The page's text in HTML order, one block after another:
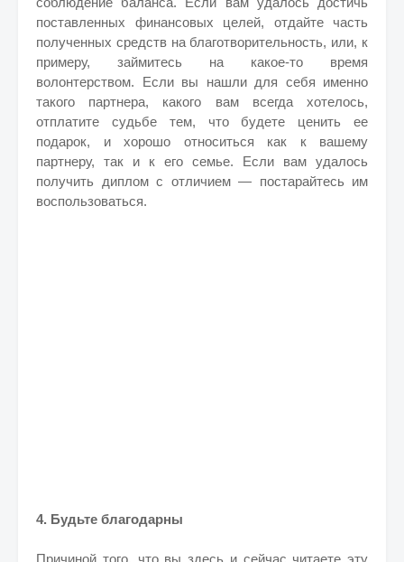
поставленных финансовых целей, отдайте часть
полученных средств на благотворительность, или, к
примеру, займитесь на какое-то время
волонтерством. Если вы нашли для себя именно
такого партнера, какого вам всегда хотелось,
отплатите судьбе тем, что будете ценить ее
подарок, и хорошо относиться как к вашему
партнеру, так и к его семье. Если вам удалось
получить диплом с отличием — постарайтесь им
воспользоваться.
4. Будьте благодарны
Причиной того, что вы здесь и сейчас читаете эту